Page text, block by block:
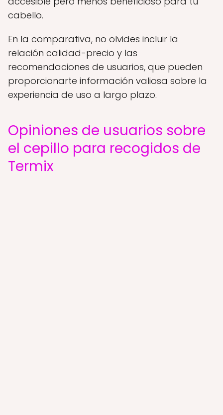
cabello.
En la comparativa, no olvides incluir la
relación calidad-precio y las
recomendaciones de usuarios, que pueden
proporcionarte información valiosa sobre la
experiencia de uso a largo plazo.
Opiniones de usuarios sobre
el cepillo para recogidos de
Termix